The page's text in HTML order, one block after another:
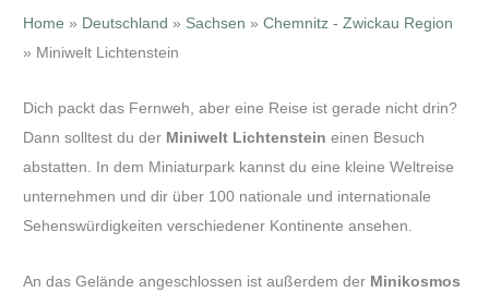
Home » Deutschland » Sachsen »Chemnitz - Zwickau Region
» Miniwelt Lichtenstein
Dich packt das Fernweh, aber eine Reise ist gerade nicht drin?
Dann solltest du der Miniwelt Lichtenstein einen Besuch
abstatten. In dem Miniaturpark kannst du eine kleine Weltreise
unternehmen und dir über 100 nationale und internationale
Sehenswürdigkeiten verschiedener Kontinente ansehen.
An das Gelände angeschlossen ist außerdem der Minikosmos